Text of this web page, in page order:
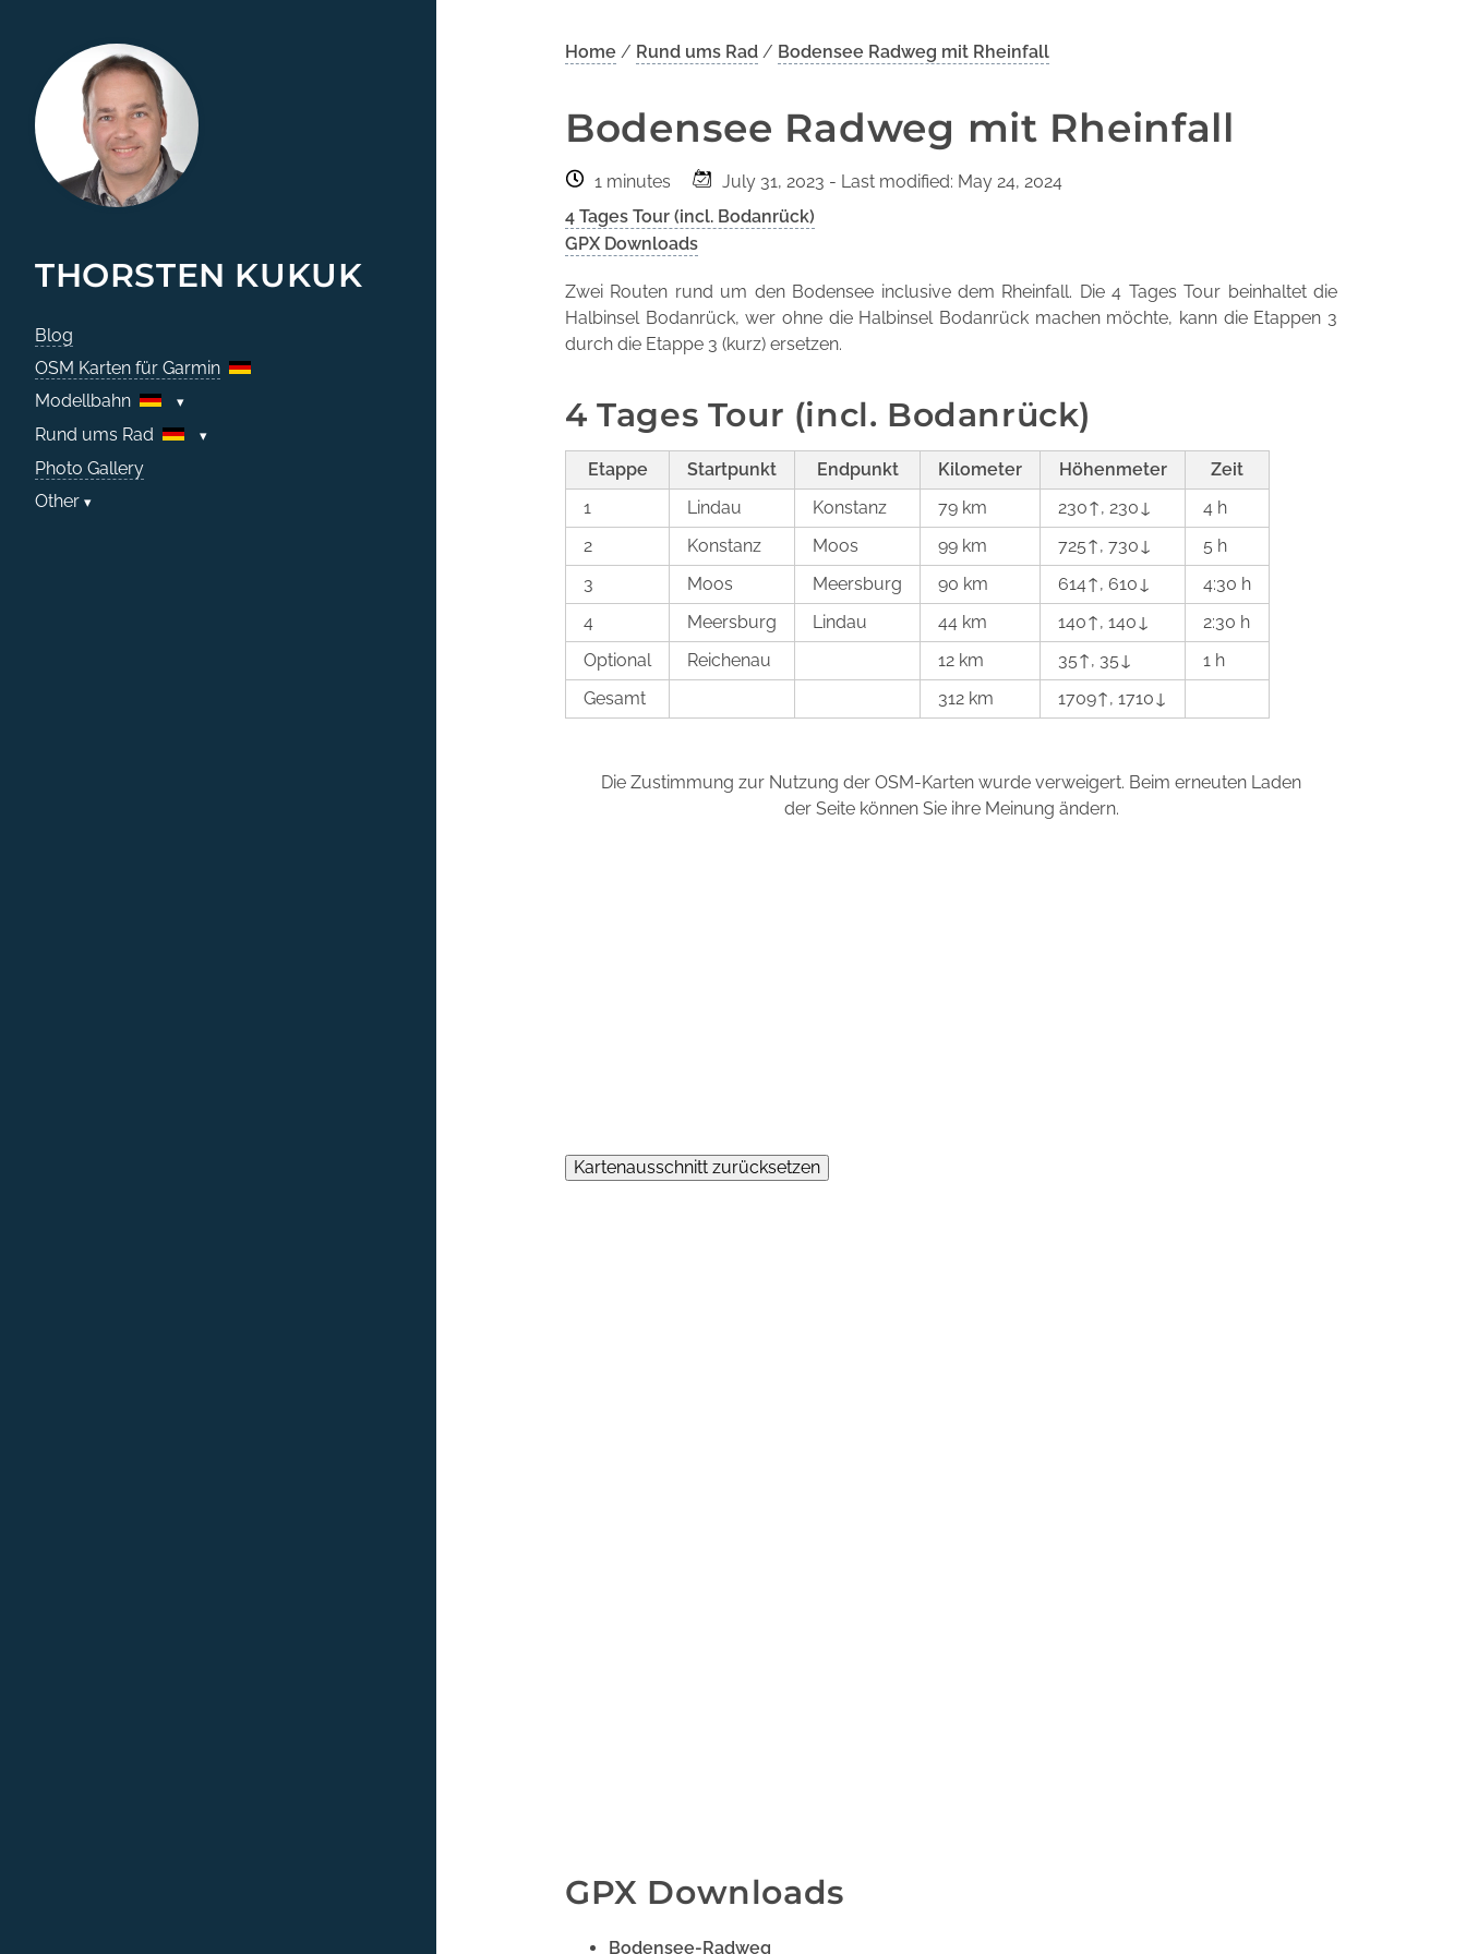
THORSTEN KUKUK
Blog
OSM Karten für Garmin
Modellbahn
Rund ums Rad
Photo Gallery
Other
Home / Rund ums Rad / Bodensee Radweg mit Rheinfall
Bodensee Radweg mit Rheinfall
1 minutes July 31, 2023 - Last modified: May 24, 2024
4 Tages Tour (incl. Bodanrück)
GPX Downloads
Zwei Routen rund um den Bodensee inclusive dem Rheinfall. Die 4 Tages Tour beinhaltet die
Halbinsel Bodanrück, wer ohne die Halbinsel Bodanrück machen möchte, kann die Etappen 3
durch die Etappe 3 (kurz) ersetzen.
4 Tages Tour (incl. Bodanrück)
Etappe Startpunkt Endpunkt Kilometer Höhenmeter
Zeit
1
Lindau Konstanz 79 km 230↑, 230↓
4 h
2
Konstanz Moos 99 km 725↑, 730↓
5 h
3
Moos Meersburg 90 km 614↑, 610↓
4:30 h
4
Meersburg Lindau 44 km 140↑, 140↓
2:30 h
Optional
Reichenau 12 km 35↑, 35↓
1 h
Gesamt
312 km 1709↑, 1710↓
Die Zustimmung zur Nutzung der OSM-Karten wurde verweigert. Beim erneuten Laden
der Seite können Sie ihre Meinung ändern.
Kartenausschnitt zurücksetzen
GPX Downloads
Bodensee-Radweg